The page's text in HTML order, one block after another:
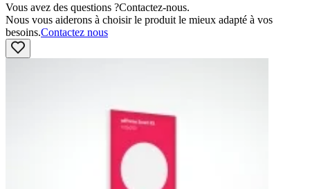
Vous avez des questions ?Contactez-nous.
Nous vous aiderons à choisir le produit le mieux adapté à vos
besoins.Contactez nous